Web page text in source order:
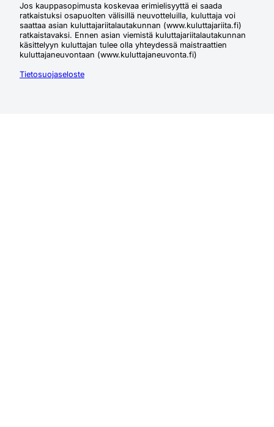
Jos kauppasopimusta koskevaa erimielisyyttä ei saada
ratkaistuksi osapuolten välisillä neuvotteluilla, kuluttaja voi
saattaa asian kuluttajariitalautakunnan (www.kuluttajariita.fi)
ratkaistavaksi. Ennen asian viemistä kuluttajariitalautakunnan
käsittelyyn kuluttajan tulee olla yhteydessä maistraattien
kuluttajaneuvontaan (www.kuluttajaneuvonta.fi)
Tietosuojaseloste